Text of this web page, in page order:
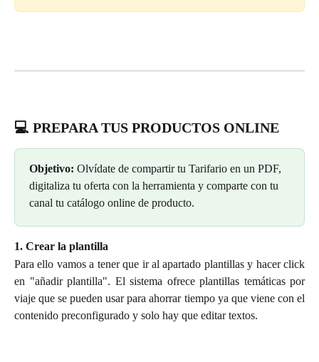
💻 PREPARA TUS PRODUCTOS ONLINE
Objetivo: Olvídate de compartir tu Tarifario en un PDF,
digitaliza tu oferta con la herramienta y comparte con tu
canal tu catálogo online de producto.
1. Crear la plantilla
Para ello vamos a tener que ir al apartado plantillas y hacer click
en "añadir plantilla". El sistema ofrece plantillas temáticas por
viaje que se pueden usar para ahorrar tiempo ya que viene con el
contenido preconfigurado y solo hay que editar textos.